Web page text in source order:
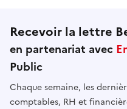
Recevoir la lettre
en partenariat avec
Public
Chaque semaine, les
comptables, RH et